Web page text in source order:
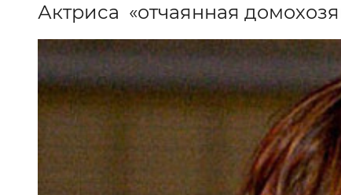
Актриса  «отчаянная